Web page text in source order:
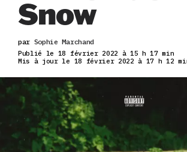
Snow
par Sophie Marchand
Publié le 18 février 2022 à 15 h 17 min
Mis à jour le 18 février 2022 à 17 h 12